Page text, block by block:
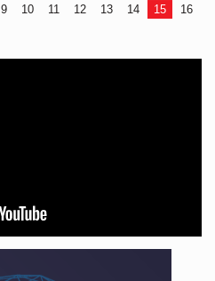
9 10 11 12 13 14 15
16